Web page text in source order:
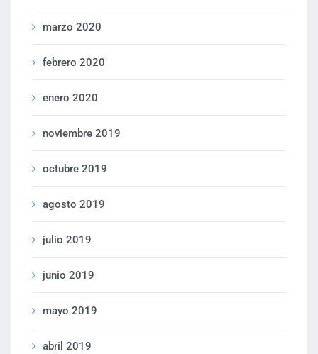
marzo 2020
febrero 2020
enero 2020
noviembre 2019
octubre 2019
agosto 2019
julio 2019
junio 2019
mayo 2019
abril 2019